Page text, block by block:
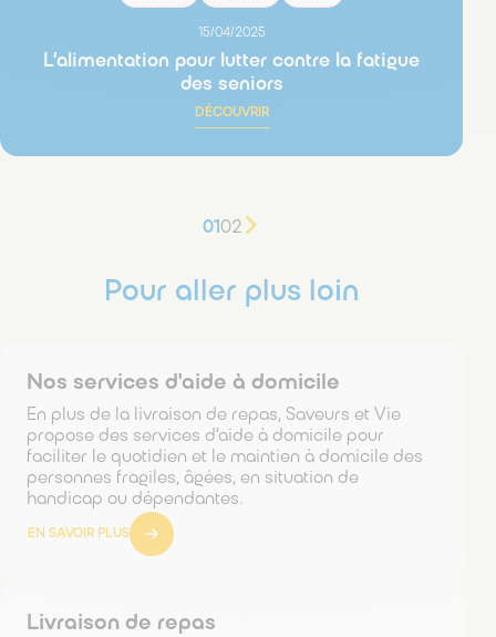
15/04/2025
L’alimentation pour lutter contre la fatigue
des seniors
DÉCOUVRIR
01 02
Pour aller plus loin
Nos services d'aide à domicile
En plus de la livraison de repas, Saveurs et Vie
propose des services d’aide à domicile pour
faciliter le quotidien et le maintien à domicile des
personnes fragiles, âgées, en situation de
handicap ou dépendantes.
EN SAVOIR PLUS
Livraison de repas